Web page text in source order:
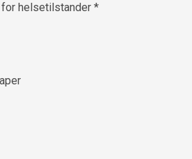
for helsetilstander*